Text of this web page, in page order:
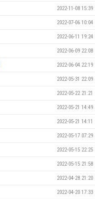
2022-11-08 15:39
2022-07-06 10:04
2022-06-11 19:24
2022-06-09 22:08
2022-06-04 22:19
2022-05-31 22:09
2022-05-22 21:21
2022-05-21 14:49
2022-05-21 14:11
2022-05-17 07:29
2022-05-15 22:25
2022-05-15 21:58
2022-04-28 21:20
2022-04-20 17:33